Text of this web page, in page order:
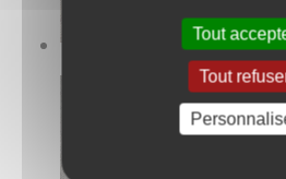
Tout
Tout